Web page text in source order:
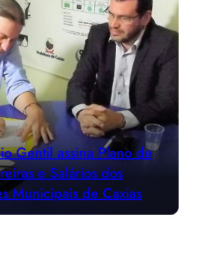
Gentil assina Plano de
e Salários dos
Municipais de Caxias